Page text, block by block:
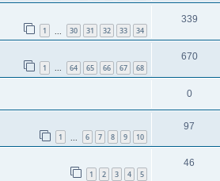
1 30 31 32 33 34
339
1 ... 64 65 66 67 68
670
0
1 6 7 8 9 10
97
1 2 3 4 5
46